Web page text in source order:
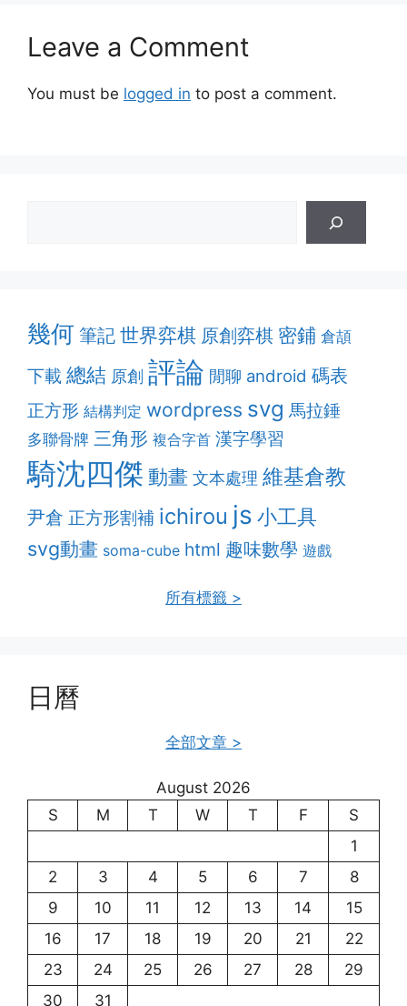
Leave a Comment
You must be logged in to post a comment.
幾何 筆記 世界弈棋 原創弈棋 密鋪 倉頡
下載 總結 原創 評論 閒聊 android 碼表
正方形 結構判定 wordpress svg 馬拉錘
多聯骨牌 三角形 複合字首 漢字學習
騎沈四傑 動畫 文本處理 維基倉教
尹倉 正方形割補 ichirou js 小工具
svg動畫 soma-cube html 趣味數學 遊戲
所有標籤 >
日曆
全部文章 >
August 2026
S
M T W T F
S
1
2
3 4 5 6 7
8
9
10 11 12 13 14
15
16
17 18 19 20 21
22
23
24 25 26 27 28
29
30
31